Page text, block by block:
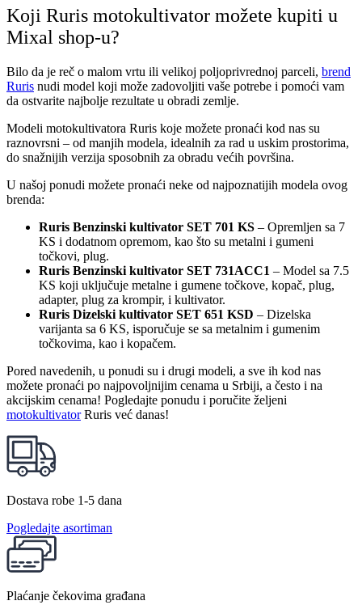
Koji Ruris motokultivator možete kupiti u
Mixal shop-u?
Bilo da je reč o malom vrtu ili velikoj poljoprivrednoj parceli, brend
Ruris nudi model koji može zadovoljiti vaše potrebe i pomoći vam
da ostvarite najbolje rezultate u obradi zemlje.
Modeli motokultivatora Ruris koje možete pronaći kod nas su
raznovrsni – od manjih modela, idealnih za rad u uskim prostorima,
do snažnijih verzija sposobnih za obradu većih površina.
U našoj ponudi možete pronaći neke od najpoznatijih modela ovog
brenda:
Ruris Benzinski kultivator SET 701 KS – Opremljen sa 7
KS i dodatnom opremom, kao što su metalni i gumeni
točkovi, plug.
Ruris Benzinski kultivator SET 731ACC1 – Model sa 7.5
KS koji uključuje metalne i gumene točkove, kopač, plug,
adapter, plug za krompir, i kultivator.
Ruris Dizelski kultivator SET 651 KSD – Dizelska
varijanta sa 6 KS, isporučuje se sa metalnim i gumenim
točkovima, kao i kopačem.
Pored navedenih, u ponudi su i drugi modeli, a sve ih kod nas
možete pronaći po najpovoljnijim cenama u Srbiji, a često i na
akcijskim cenama! Pogledajte ponudu i poručite željeni
motokultivatorRuris već danas!
Dostava robe 1-5 dana
Pogledajte asortiman
Plaćanje čekovima građana